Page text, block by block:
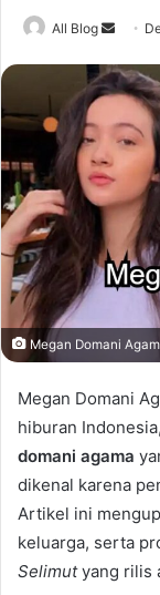
All Blog
Send
email
Megan Domani
Megan Domani
hiburan
domani agama
dikenal karena
Artikel ini
keluarga, serta
Selimutyang rilis